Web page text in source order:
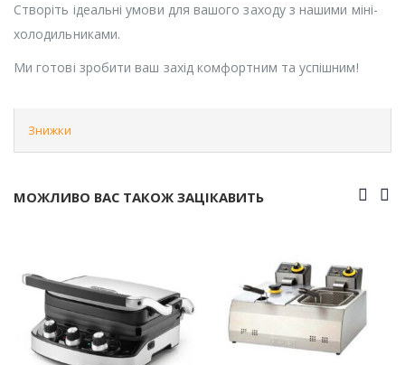
Створіть ідеальні умови для вашого заходу з нашими міні-
холодильниками.
Ми готові зробити ваш захід комфортним та успішним!
Знижки
МОЖЛИВО ВАС ТАКОЖ ЗАЦІКАВИТЬ